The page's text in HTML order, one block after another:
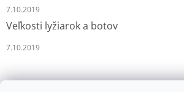
7.10.2019
Veľkosti lyžiarok a botov
7.10.2019